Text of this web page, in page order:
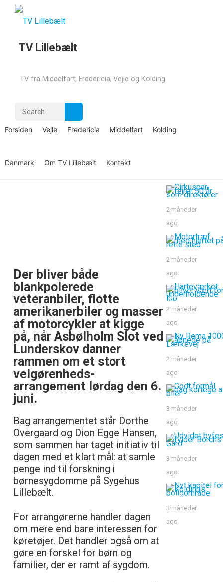
TV Lillebælt
TV fra Middelfart, Fredericia, Vejle og Kolding
Forsiden Vejle Fredericia Middelfart Kolding
Danmark Om TV Lillebælt Kontakt
forskning i
KOLDING
Der bliver både
blankpolerede
veteranbiler, flotte
amerikanerbiler og masser
af motorcykler at kigge
på, når Asbølholm Slot ved
Lunderskov danner
rammen om et stort
velgørenheds-
arrangement lørdag den 6.
juni.
Bag arrangementet står Dorthe
Overgaard og Dion Egge Hansen,
som sammen har taget initiativ til
dagen med et klart mål: at samle
penge ind til forskning i
børnesygdomme på Sygehus
Lillebælt.
For arrangørerne handler dagen
om mere end bare interessen for
køretøjer. Det handler også om at
gøre en forskel for børn og
familier, der er ramt af sygdom.
2 måneder
ago
2 måneder
ago
2 måneder
ago
2 måneder
ago
3 måneder
ago
3 måneder
ago
3 måneder
ago